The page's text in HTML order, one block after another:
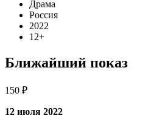
Драма
Россия
2022
12+
Ближайший показ
150 ₽
12 июля 2022